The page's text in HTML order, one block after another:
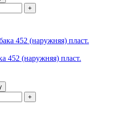
+
452 (наружняя) пласт.
+